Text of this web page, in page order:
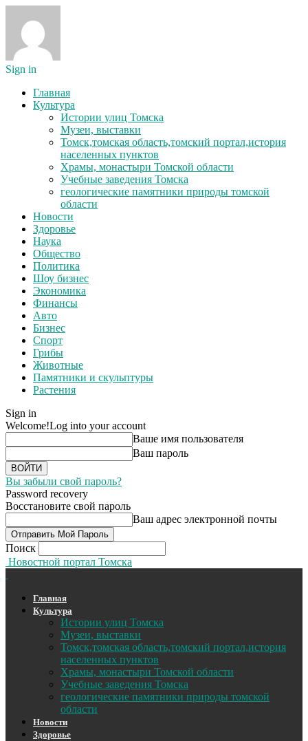
Sign in
Главная
Культура
Истории улиц Томска
Музеи, выставки
Томск,томская область,томский портал,история
населенных пунктов
Храмы, монастыри Томской области
Учебные заведения Томска
геологические памятники природы томской
области
Новости
Здоровье
Наука
Общество
Политика
Шоу бизнес
Экономика
Финансы
Авто
Бизнес
Спорт
Грибы
Животные
Памятники и скульптуры
Растения
Sign in
Welcome!Log into your account
Ваше имя пользователя
Ваш пароль
Вы забыли свой пароль?
Password recovery
Восстановите свой пароль
Ваш адрес электронной почты
Поиск
Новостной портал Томска
Главная
Культура
Истории улиц Томска
Музеи, выставки
Томск,томская область,томский портал,история
населенных пунктов
Храмы, монастыри Томской области
Учебные заведения Томска
геологические памятники природы томской
области
Новости
Здоровье